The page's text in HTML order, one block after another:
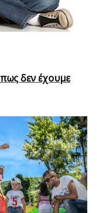
δεν έχουμε